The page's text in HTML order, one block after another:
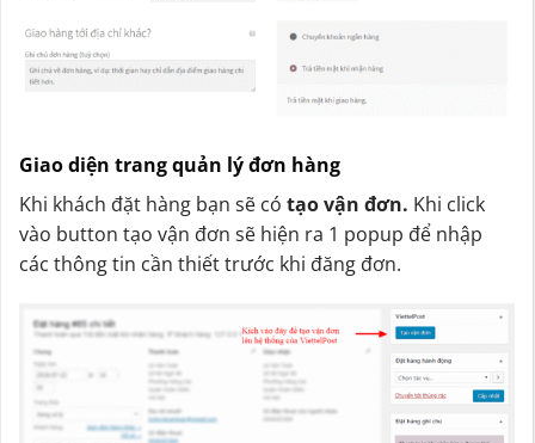
Giao diện trang quản lý đơn hàng
Khi khách đặt hàng bạn sẽ có tạo vận đơn. Khi click
vào button tạo vận đơn sẽ hiện ra 1 popup để nhập
các thông tin cần thiết trước khi đăng đơn.